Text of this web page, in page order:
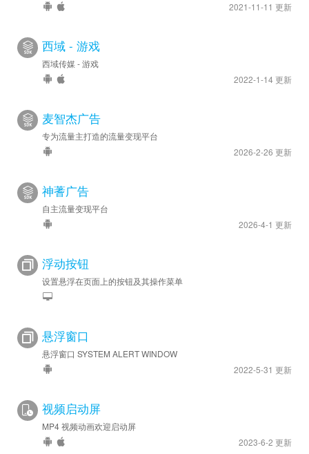
2021-11-11 更新
西域 - 游戏
西域传媒 - 游戏
2022-1-14 更新
麦智杰广告
专为流量主打造的流量变现平台
2026-2-26 更新
神蓍广告
自主流量变现平台
2026-4-1 更新
浮动按钮
设置悬浮在页面上的按钮及其操作菜单
悬浮窗口
悬浮窗口 SYSTEM ALERT WINDOW
2022-5-31 更新
视频启动屏
MP4 视频动画欢迎启动屏
2023-6-2 更新